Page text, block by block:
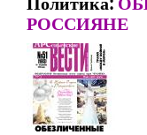
РОССИЯНЕ